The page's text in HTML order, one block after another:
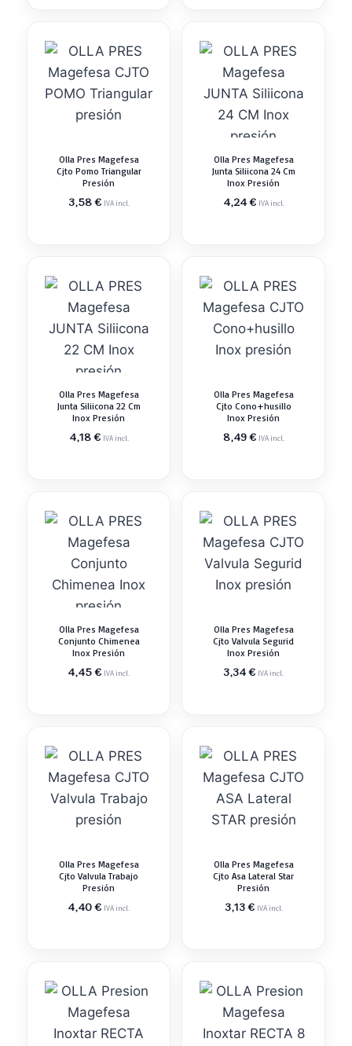
Olla Pres Magefesa
Cjto Pomo Triangular
Presión
3,58€ IVA incl.
Olla Pres Magefesa
Junta Siliicona 24 Cm
Inox Presión
4,24€ IVA incl.
Olla Pres Magefesa
Junta Siliicona 22 Cm
Inox Presión
4,18€ IVA incl.
Olla Pres Magefesa
Cjto Cono+husillo
Inox Presión
8,49€ IVA incl.
Olla Pres Magefesa
Conjunto Chimenea
Inox Presión
4,45€ IVA incl.
Olla Pres Magefesa
Cjto Valvula Segurid
Inox Presión
3,34€ IVA incl.
Olla Pres Magefesa
Cjto Valvula Trabajo
Presión
4,40€ IVA incl.
Olla Pres Magefesa
Cjto Asa Lateral Star
Presión
3,13€ IVA incl.